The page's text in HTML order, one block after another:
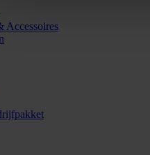
Accessoires